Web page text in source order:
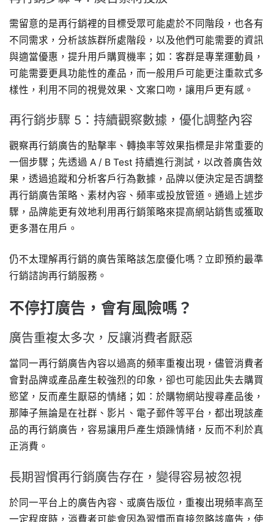
需留意的是再行銷裡的目標受眾可能處於不同階段，也各有
不同需求，分析該族群所處階段，以及他們可能需要的資訊
與適當優惠，提升用戶購買機率；如：客群是專業運動員，
可能需要更具功能性的產品，而一般用戶可能更注重款式多
樣性，利用不同的視覺效果、文案口吻，讓用戶更有感。
再行銷步驟 5：持續觀察數據，優化調整內容
觀察再行銷廣告的點擊率、轉換率等效果指標是非常重要的
一個步驟；先透過 A / B Test 持續進行測試，以改善廣告效
果，透過追蹤和分析客戶行為數據，品牌以便決定是否調整
再行銷廣告策略、素材內容、頻率或投放管道。通過上述步
驟，品牌能更有效地利用再行銷策略來提高網站銷售或獲取
更多潛在用戶。
仍不太理解再行銷的廣告策略該怎麼優化嗎？立即預約最準
行銷諮詢再行銷服務。
不停打廣告，會有風險嗎？
廣告重複太多次，反讓消費者厭惡
當同一再行銷廣告內容以過高的頻率重複出現，儘管消費者
會對品牌或產品產生較強烈的印象，卻也可能因此失去購買
慾望，反而產生厭惡的情緒；如：於購物網站搜尋產品後，
那陣子無論是在社群、影片、電子郵件等平台，都出現該產
品的再行銷廣告，容易讓用戶產生煩躁情緒，反而不利於真
正消費。
長期習慣再行銷廣告存在，變得容易被忽視
於同一平台上的廣告內容、或廣告版位，重複出現頻率高至
一定程度時，消費者可能會因為習慣而直接忽略該廣告，使